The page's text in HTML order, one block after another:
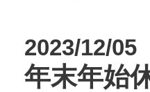
2023/12/05
年末年始